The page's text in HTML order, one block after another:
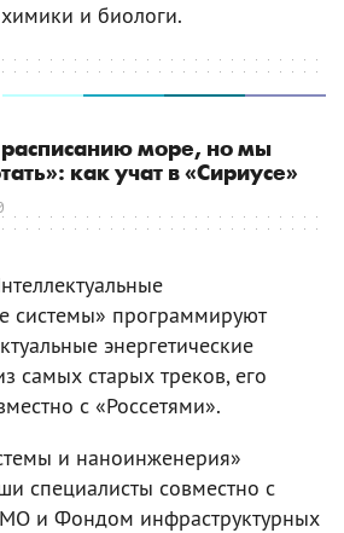
и биологи.
расписанию море, но мы
как учат в «Сириусе»
системы» программируют
энергетические
самых старых треков, его
с «Россетями».
и наноинженерия»
специалисты совместно с
и Фондом инфраструктурных